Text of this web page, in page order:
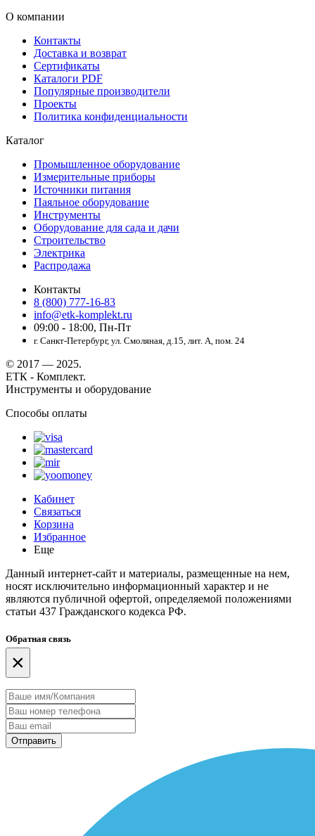
О компании
Контакты
Доставка и возврат
Сертификаты
Каталоги PDF
Популярные производители
Проекты
Политика конфиденциальности
Каталог
Промышленное оборудование
Измерительные приборы
Источники питания
Паяльное оборудование
Инструменты
Оборудование для сада и дачи
Строительство
Электрика
Распродажа
Контакты
8 (800) 777-16-83
info@etk-komplekt.ru
09:00 - 18:00, Пн-Пт
г. Санкт-Петербург, ул. Смоляная, д.15, лит. А, пом. 24
© 2017 — 2025.
ЕТК - Комплект.
Инструменты и оборудование
Способы оплаты
Кабинет
Связаться
Корзина
Избранное
Еще
Данный интернет-сайт и материалы, размещенные на нем,
носят исключительно информационный характер и не
являются публичной офертой, определяемой положениями
статьи 437 Гражданского кодекса РФ.
Обратная связь
×
Отправить